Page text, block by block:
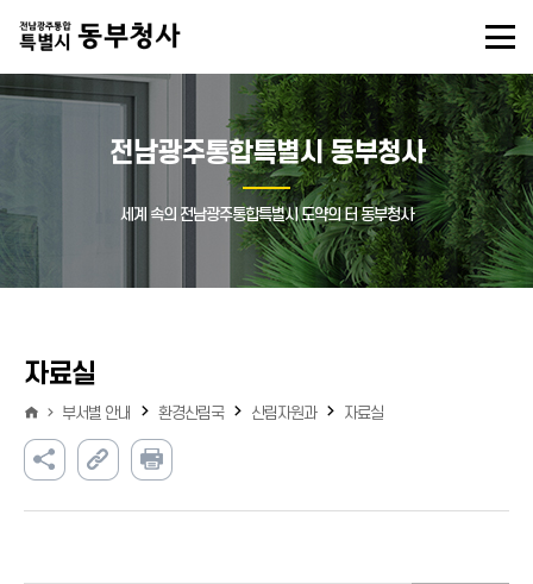
전남광주통합특별시 동부청사
세계 속의 전남광주통합특별시 도약의 터 동부청사
자료실
부서별 안내 환경산림국 산림자원과 자료실